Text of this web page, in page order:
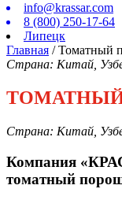
info@krassar.com
8 (800) 250-17-64
Липецк
Главная /Томатный
Страна: Китай,
Страна: Китай,
Компания
томатный